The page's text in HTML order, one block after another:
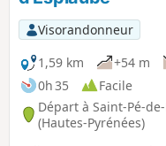
été, réservez ce
parfaitement dégagé et
y est remarquable et
pas vos efforts.
Visorandonneur
1,59 km
+54 m
0h 35
Facile
Départ à Saint-Pé-
(Hautes-Pyrénées)